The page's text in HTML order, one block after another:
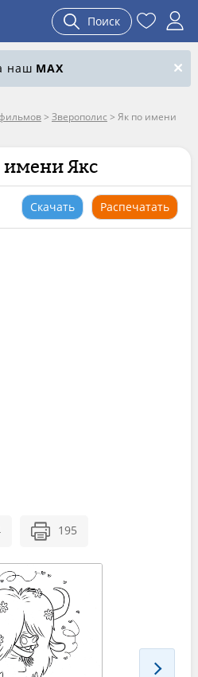
Поиск
наш MAX
> Зверополис > Як по имени
имени Якс
Скачать Распечатать
195